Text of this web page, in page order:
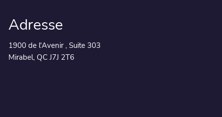
Adresse
1900 de l'Avenir , Suite 303
Mirabel, QC J7J 2T6